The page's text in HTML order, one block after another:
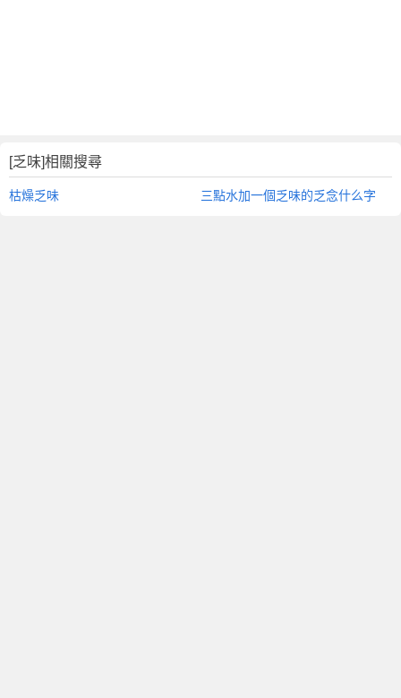
[乏味]相關搜尋
枯燥乏味 三點水加一個乏味的乏念什么字